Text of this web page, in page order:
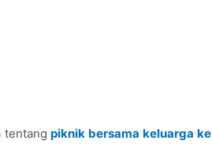
tentangpiknik bersama keluarga ke